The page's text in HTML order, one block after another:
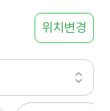
위치변경